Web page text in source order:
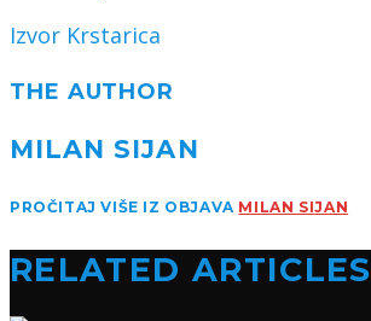
Izvor Krstarica
THE AUTHOR
MILAN SIJAN
PROČITAJ VIŠE IZ OBJAVA MILAN SIJAN
RELATED ARTICLES